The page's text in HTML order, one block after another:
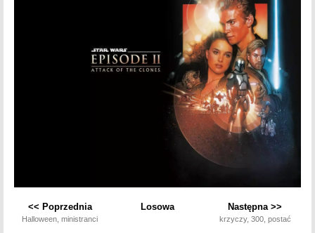
<< Poprzednia
Halloween, ministranci
Losowa Następna >>
krzyczy, 300, postać